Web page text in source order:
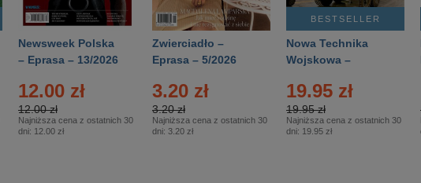
Newsweek Polska
– Eprasa – 13/2026
12.00 zł
12.00 zł
Najniższa cena z ostatnich 30
dni: 12.00 zł
Zwierciadło –
Eprasa – 5/2026
3.20 zł
3.20 zł
Najniższa cena z ostatnich 30
dni: 3.20 zł
BESTSELLER
Nowa Technika
Wojskowa –
19.95 zł
19.95 zł
Najniższa cena z ostatnich 30
dni: 19.95 zł